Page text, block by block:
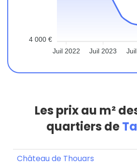
4 000 €
Juil 2022 Juil 2023
Les prix au m²
quartiers de
Château de Thouars